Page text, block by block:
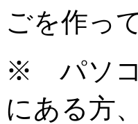
ごを作っ
※ パソコ
にある方